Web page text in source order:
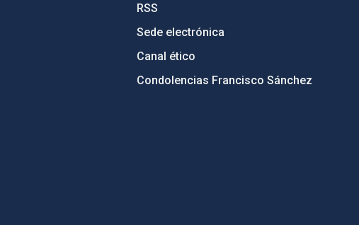
RSS
Sede electrónica
Canal ético
Condolencias Francisco Sánchez